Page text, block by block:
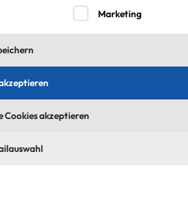
Zum Artikel
für die eine Einwilligung
Marketing
Cookies akzeptieren